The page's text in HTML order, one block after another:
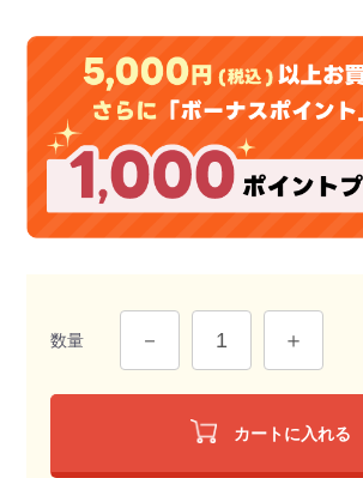
数量
カートに入れる